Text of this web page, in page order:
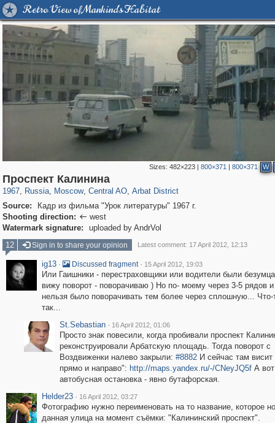
Retro View of Mankind's Habitat
Sizes: 482×223 | 800×371 | 800×371 W
Проспект Калинина
1967, Russia
1,406,242 29,243
, Moscow
319,779 8,286
, Central AO
159,978 5,916
, Arbat District
Source:
Кадр из фильма "Урок литературы" 1967 г.
Shooting direction:  west
Watermark signature:
uploaded by AndrVol
12
Sign in to share your opinion Latest comment: 17 April 2012, 12:13
ig13 · Discussed fragment · 15 April 2012, 19:03
Или Гаишники - перестраховщики или водители были
вижу поворот - поворачиваю ) Но по- моему через 3-5 рядов и
нельзя было поворачивать тем более через сплошную... Что-
так...
St.Sebastian · 16 April 2012, 01:06
Просто знак повесили, когда пробивали проспект
реконструировали Арбатскую площадь. Тогда поворот с
Воздвиженки налево закрыли: #8882И сейчас там висит
прямо и направо": http://maps.yandex.ru/-/CNeyJQ5fА вот
автобусная остановка - явно бутафорская.
Helder23 · 16 April 2012, 03:27
Фотографию нужно переименовать на то название, которое
данная улица на момент съёмки: "Калининский проспект".